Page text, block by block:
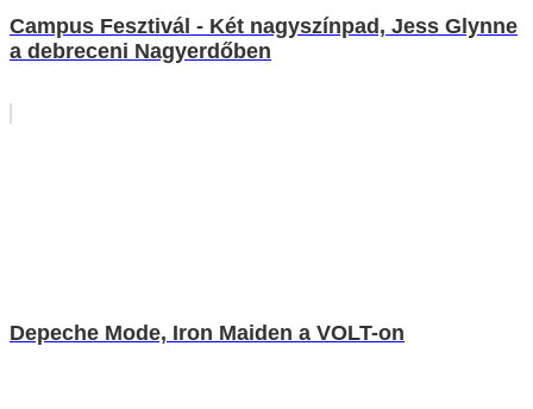
Campus Fesztivál - Két nagyszínpad, Jess Glynne
a debreceni Nagyerdőben
Depeche Mode, Iron Maiden a VOLT-on